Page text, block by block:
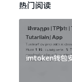
热门阅读
imtoken钱包